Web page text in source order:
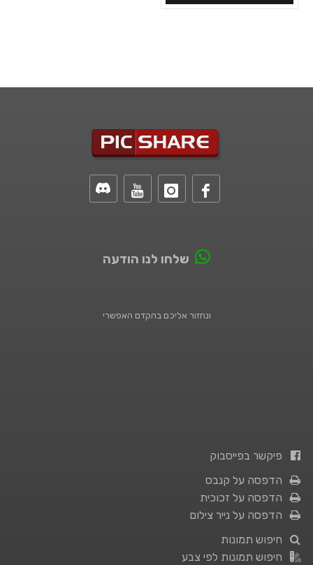
שלחו לנו הודעה
ונחזור אליכם בהקדם האפשרי
פיקשר בפייסבוק
הדפסה על קנבס
הדפסה על זכוכית
הדפסה על נייר צילום
חיפוש תמונות
חיפוש תמונות לפי צבע